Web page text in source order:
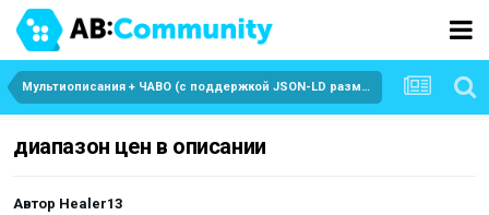
Мультиописания + ЧАВО (с поддержкой JSON-LD разметки для FAQ)
диапазон цен в описании
Автор Healer13